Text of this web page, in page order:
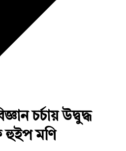
চর্চায় উদ্বুদ্ধ
হুইপ মণি